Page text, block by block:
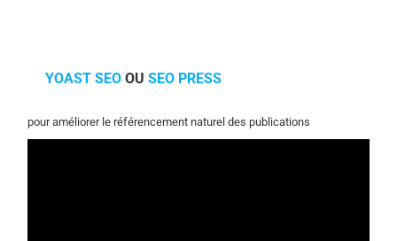
YOAST SEO OUSEO PRESS
pour améliorer le référencement naturel des publications